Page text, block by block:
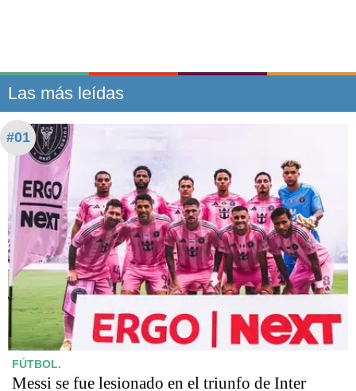
Las más leídas
#01
FÚTBOL.
Messi se fue lesionado en el triunfo de Inter